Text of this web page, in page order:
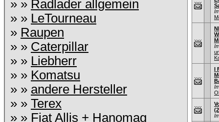
» » Radlader allgemein
» » LeTourneau
» Raupen
» » Caterpillar
» » Liebherr
» » Komatsu
» » andere Hersteller
» » Terex
» » Fiat Allis + Hanomag
I